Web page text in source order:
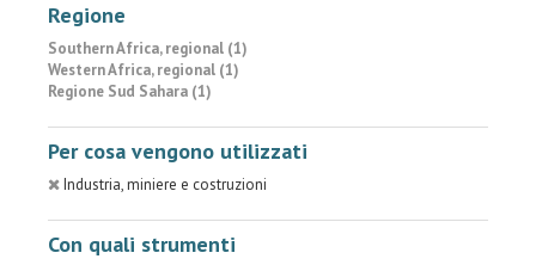
Regione
Southern Africa, regional (1)
Western Africa, regional (1)
Regione Sud Sahara (1)
Per cosa vengono utilizzati
Industria, miniere e costruzioni
Con quali strumenti